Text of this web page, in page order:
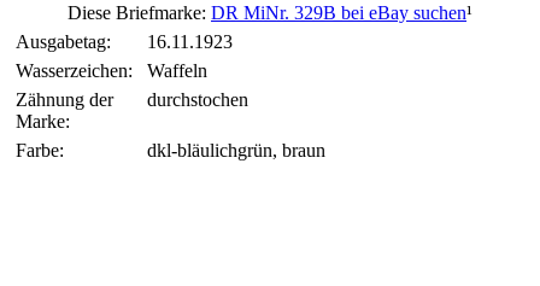
Diese Briefmarke: DR MiNr. 329B bei eBay suchen¹
Ausgabetag:
16.11.1923
Wasserzeichen:
Waffeln
Zähnung der
Marke:
durchstochen
Farbe: dkl-bläulichgrün, braun